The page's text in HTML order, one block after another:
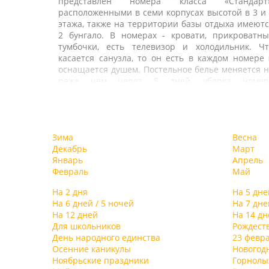
расположенными в семи корпусах высотой в 3 и
этажа, также на территории базы отдыха
2 бунгало. В номерах - кровати,
тумбочки, есть телевизор и холодильник.
касается санузла, то он есть в каждом номере
оснащается душем. Постельное белье меняется
реже чем через 5 дней, уборка номера
сауной. На территории базы отдыха есть открытый
бассейн – им могут бесплатно пользоваться все
гости. Также база отдыха располагает собственным
магазином, в котором можно приобрести как
сувениры, так и продукты. К услугам отдыхающих
открытая парковка, сейфовые ячейки на
регистрации. При желании на базе
арендовать пляжный и спортивный
яхту и прочие водомоторные
средства, заказать авиа и ж\д билеты, такси
экскурсионную поездку. Также на территории
комната для бильярда, проводятся дискотеки
Комплекс базы отдыха «Торнадо»
Новомихайловском рассчитан на
Зима
Декабрь
Январь
Февраль
Весна
Март
Апрель
Май
На 2 дня
На 5
На 6 дней / 5 ночей
На 7
На 12 дней
На 14
Для школьников
День народного единства
23
Осенние каникулы
Ноябрьские праздники